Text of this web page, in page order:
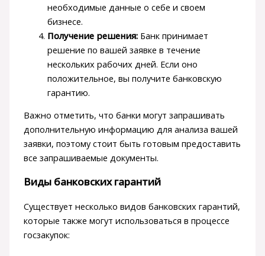
необходимые данные о себе и своем
бизнесе.
Получение решения:Банк принимает
решение по вашей заявке в течение
нескольких рабочих дней. Если оно
положительное, вы получите банковскую
гарантию.
Важно отметить, что банки могут запрашивать
дополнительную информацию для анализа вашей
заявки, поэтому стоит быть готовым предоставить
все запрашиваемые документы.
Виды банковских гарантий
Существует несколько видов банковских гарантий,
которые также могут использоваться в процессе
госзакупок: